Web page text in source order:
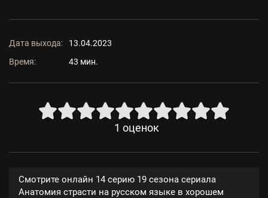
Дата выхода:
13.04.2023
Время:
43 мин.
1 оценок
Смотрите онлайн 14 серию 19 сезона сериала
Анатомия страсти на русском языке в хорошем